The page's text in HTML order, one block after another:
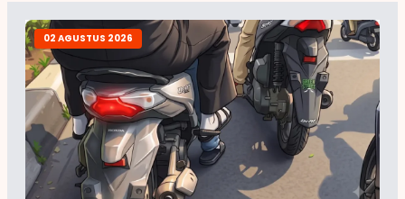
02 AGUSTUS 2026